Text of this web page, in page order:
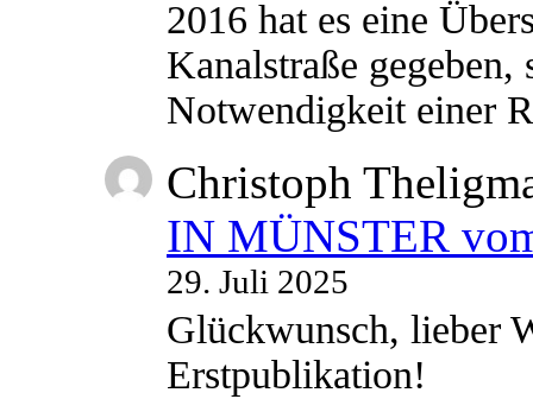
2016 hat es eine
Kanalstraße
Notwendigkeit einer
Christoph
IN MÜNSTER
29. Juli 2025
Glückwunsch, lieber
Erstpublikation!